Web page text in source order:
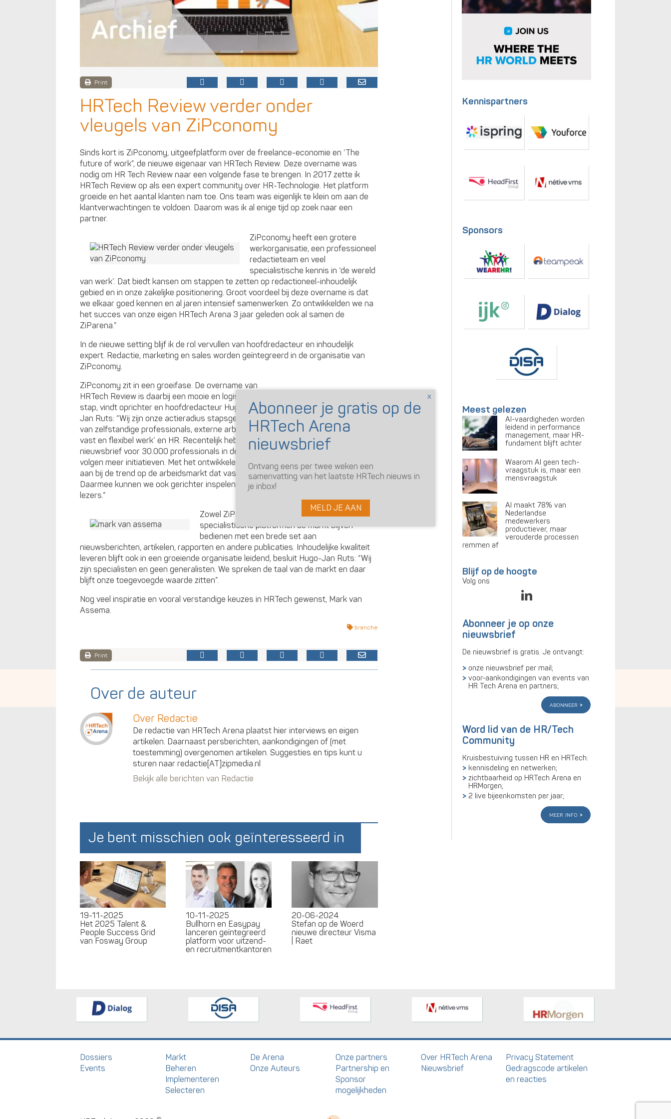
Print
HRTech Review verder onder
vleugels van ZiPconomy
Sinds kort is ZiPconomy, uitgeefplatform over de freelance-economie en ‘The
future of work”, de nieuwe eigenaar van HRTech Review. Deze overname was
nodig om HR Tech Review naar een volgende fase te brengen. In 2017 zette ik
HRTech Review op als een expert community over HR-Technologie. Het platform
groeide en het aantal klanten nam toe. Ons team was eigenlijk te klein om aan de
klantverwachtingen te voldoen. Daarom was ik al enige tijd op zoek naar een
partner.
ZiPconomy heeft een grotere
werkorganisatie, een professioneel
redactieteam en veel
specialistische kennis in ‘de wereld
van werk’. Dat biedt kansen om stappen te zetten op redactioneel-inhoudelijk
gebied en in onze zakelijke positionering. Groot voordeel bij deze overname is dat
we elkaar goed kennen en al jaren intensief samenwerken. Zo ontwikkelden we na
het succes van onze eigen HRTech Arena 3 jaar geleden ook al samen de
ZiParena.”
In de nieuwe setting blijf ik de rol vervullen van hoofdredacteur en inhoudelijk
expert. Redactie, marketing en sales worden geïntegreerd in de organisatie van
ZiPconomy.
ZiPconomy zit in een groeifase. De overname van
HRTech Review is daarbij een mooie en logische
stap, vindt oprichter en hoofdredacteur Hugo-
Jan Ruts: “Wij zijn onze actieradius stapsgewijs aan het verbreden van de wereld
van zelfstandige professionals, externe arbeid en inkopers naar de ‘wereld van
vast en flexibel werk’ en HR. Recentelijk hebben we met een andere partner een
nieuwsbrief voor 30.000 professionals in de HR-markt gelanceerd en later dit jaar
volgen meer initiatieven. Met het ontwikkelen van een breder portfolio haken we
aan bij de trend op de arbeidsmarkt dat vast en flex steeds meer integreren.
Daarmee kunnen we ook gerichter inspelen op de wensen van onze partners en
lezers.”
Zowel ZiPconomy als HRTech Review zullen als
specialistische platformen de markt blijven
bedienen met een brede set aan
nieuwsberichten, artikelen, rapporten en andere publicaties. Inhoudelijke kwaliteit
leveren blijft ook in een groeiende organisatie leidend, besluit Hugo-Jan Ruts: “Wij
zijn specialisten en geen generalisten. We spreken de taal van de markt en daar
blijft onze toegevoegde waarde zitten”.
Nog veel inspiratie en vooral verstandige keuzes in HRTech gewenst, Mark van
Assema.
branche
Print
Over de auteur
Over Redactie
De redactie van HRTech Arena plaatst hier interviews en eigen
artikelen. Daarnaast persberichten, aankondigingen of (met
toestemming) overgenomen artikelen. Suggesties en tips kunt u
sturen naar redactie[AT]zipmedia.nl
Bekijk alle berichten van Redactie
Je bent misschien ook geïnteresseerd in
19-11-2025
Het 2025 Talent &
People Success Grid
van Fosway Group
10-11-2025
Bullhorn en Easypay
lanceren geïntegreerd
platform voor uitzend-
en recruitmentkantoren
20-06-2024
Stefan op de Woerd
nieuwe directeur Visma
| Raet
Kennispartners
Sponsors
Meest gelezen
AI-vaardigheden worden
leidend in performance
management, maar HR-
fundament blijft achter
Waarom AI geen tech-
vraagstuk is, maar een
mensvraagstuk
AI maakt 78% van
Nederlandse
medewerkers
productiever, maar
verouderde processen
remmen af
Blijf op de hoogte
Volg ons
Abonneer je op onze
nieuwsbrief
De nieuwsbrief is gratis. Je ontvangt:
onze nieuwsbrief per mail;
voor-aankondigingen van events van
HR Tech Arena en partners;
abonneer
Word lid van de HR/Tech
Community
Kruisbestuiving tussen HR en HRTech:
kennisdeling en netwerken;
zichtbaarheid op HRTech Arena en
HRMorgen;
2 live bijeenkomsten per jaar;
meer info
Dossiers
Events
Markt
Beheren
Implementeren
Selecteren
De Arena
Onze Auteurs
Onze partners
Partnership en
Sponsor
mogelijkheden
Over HRTech Arena
Nieuwsbrief
Privacy Statement
Gedragscode artikelen
en reacties
Ontvang eens per twee weken een
samenvatting van het laatste HRTech nieuws in
je inbox!
MELD JE AAN